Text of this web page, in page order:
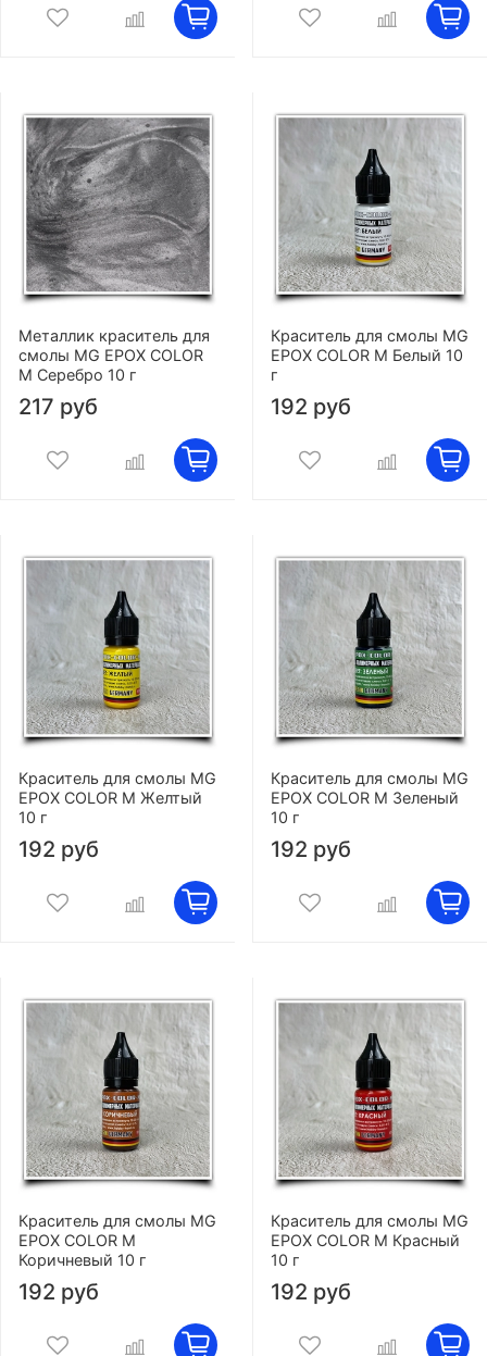
Металлик краситель для
смолы MG EPOX COLOR
M Серебро 10 г
217 руб
Краситель для смолы MG
EPOX COLOR M Белый 10
г
192 руб
Краситель для смолы MG
EPOX COLOR M Желтый
10 г
192 руб
Краситель для смолы MG
EPOX COLOR M Зеленый
10 г
192 руб
Краситель для смолы MG
EPOX COLOR M
Коричневый 10 г
192 руб
Краситель для смолы MG
EPOX COLOR M Красный
10 г
192 руб